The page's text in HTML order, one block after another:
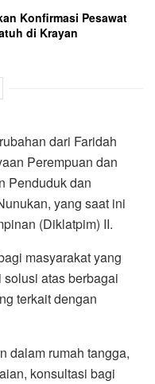
Konfirmasi Pesawat
di Krayan
dari Faridah
Perempuan dan
Penduduk dan
yang saat ini
(Diklatpim) II.
masyarakat yang
atas berbagai
terkait dengan
dalam rumah tangga,
konsultasi bagi